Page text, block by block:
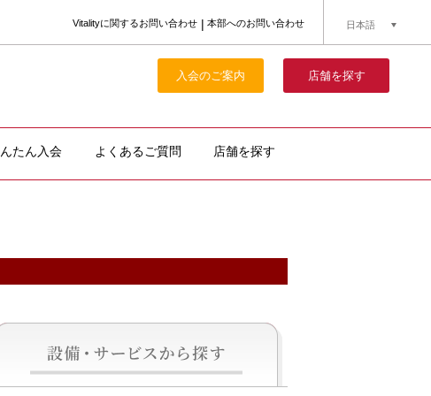
Vitalityに関するお問い合わせ 本部へのお問い合わせ
日本語
簡体中文
入会のご案内 店舗を探す
たん入会 よくあるご質問 店舗を探す